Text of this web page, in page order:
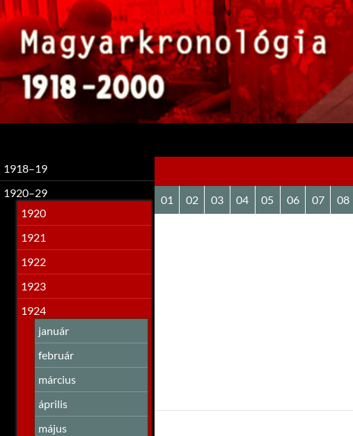
01 02 03 04 05 06 07 08
1918–19
1920–29
1920
1921
1922
1923
1924
január
február
március
április
május